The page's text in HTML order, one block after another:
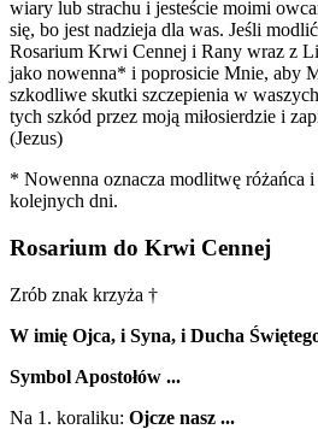
wiary lub strachu i jesteście moimi
się, bo jest nadzieja dla was. Jeśli
Rosarium Krwi Cennej i Rany wraz z
jako nowenna* i poprosicie Mnie, aby
szkodliwe skutki szczepienia w
tych szkód przez moją miłosierdzie i
(Jezus)
* Nowenna oznacza modlitwę różańca
kolejnych dni.
Rosarium do Krwi Cennej
Zrób znak krzyża †
W imię Ojca, i Syna, i Ducha
Symbol Apostołów ...
Na 1. koraliku: Ojcze nasz ...